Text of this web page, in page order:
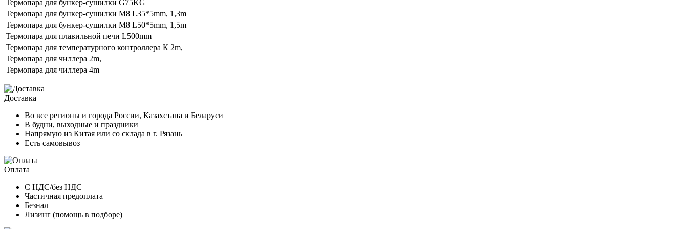
Термопара для бункер-сушилки G75KG
Термопара для бункер-сушилки M8 L35*5mm, 1,3m
Термопара для бункер-сушилки M8 L50*5mm, 1,5m
Термопара для плавильной печи L500mm
Термопара для температурного контроллера К 2m,
Термопара для чиллера 2m,
Термопара для чиллера 4m
Доставка
Во все регионы и города России, Казахстана и Беларуси
В будни, выходные и праздники
Напрямую из Китая или со склада в г. Рязань
Есть самовывоз
Оплата
С НДС/без НДС
Частичная предоплата
Безнал
Лизинг (помощь в подборе)